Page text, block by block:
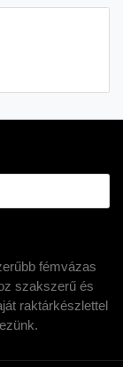
fémvázas
szakszerű és
raktárkészlettel